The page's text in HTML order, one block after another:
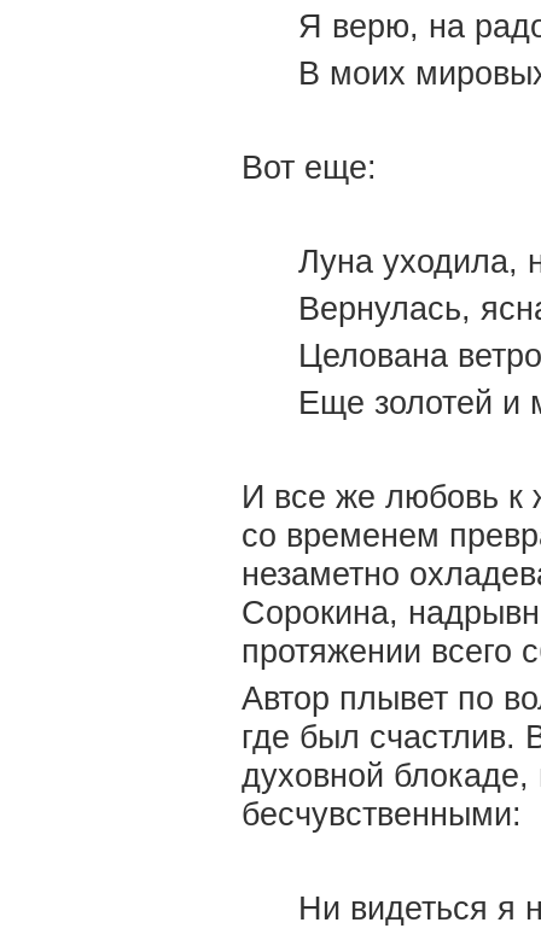
Я верю, на
В моих
Вот еще:
Луна уходила,
Вернулась,
Целована
Еще золотей и
И все же любовь к
со временем
незаметно
Сорокина,
протяжении всего
Автор плывет по
где был счастлив.
духовной блокаде,
бесчувственными:
Ни видеться я